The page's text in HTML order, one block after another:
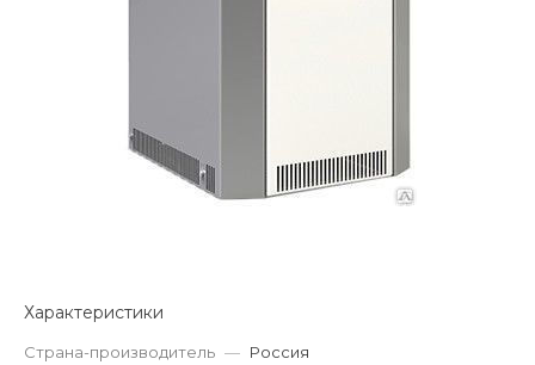
Характеристики
Страна-производитель — Россия